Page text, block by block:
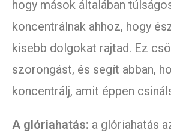
hogy mások általában
koncentrálnak ahhoz, hogy
kisebb dolgokat rajtad. Ez
szorongást, és segít abban,
koncentrálj, amit éppen
A glóriahatás: a glóriahatás